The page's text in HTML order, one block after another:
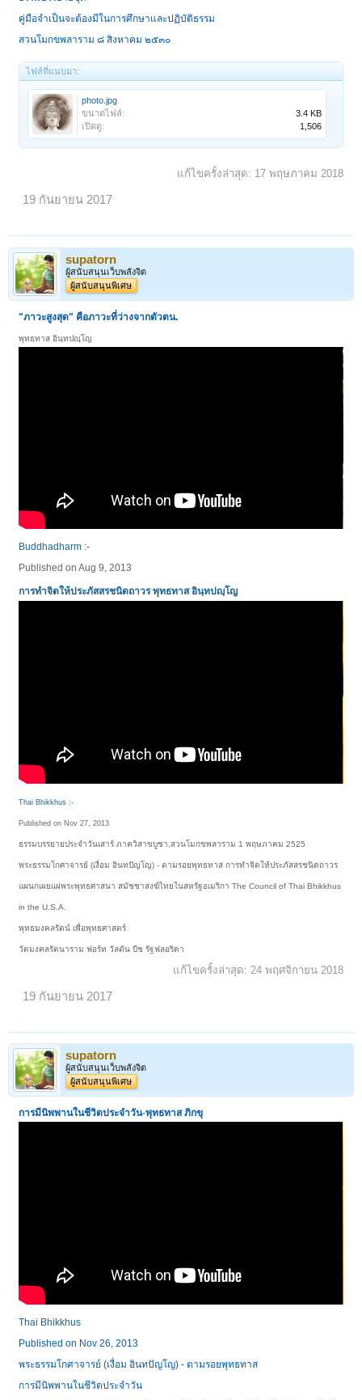
คู่มือจำเป็นจะต้องมีในการศึกษาและปฏิบัติธรรม
สวนโมกขพลาราม ๘ สิงหาคม ๒๕๓๐
ไฟล์ที่แนบมา:
photo.jpg
ขนาดไฟล์:
3.4 KB
เปิดดู:
1,506
แก้ไขครั้งล่าสุด: 17 พฤษภาคม 2018
19 กันยายน 2017
supatorn
ผู้สนับสนุนเว็บพลังจิต
ผู้สนับสนุนพิเศษ
"ภาวะสูงสุด" คือภาวะที่ว่างจากตัวตน.
พุทธทาส อินฺทปญฺโญ
Buddhadharm :-
Published on Aug 9, 2013
การทำจิตให้ประภัสสรชนิดถาวร พุทธทาส อินฺทปญฺโญ
Thai Bhikkhus :-
Published on Nov 27, 2013
ธรรมบรรยายประจำวันเสาร์ ภาควิสาขบูชา,สวนโมกขพลาราม 1 พฤษภาคม 2525
พระธรรมโกศาจารย์ (เงื่อม อินทปัญโญ) - ตามรอยพุทธทาส การทำจิตให้ประภัสสรชนิดถาวร
แผนกเผยแผ่พระพุทธศาสนา สมัชชาสงฆ์ไทยในสหรัฐอเมริกา The Council of Thai Bhikkhus
in the U.S.A.
พุทธมงคลรัตน์ เพื่อพุทธศาสตร์
วัดมงคลรัตนาราม ฟอร์ท วัลตัน บีช รัฐฟลอริดา
แก้ไขครั้งล่าสุด: 24 พฤศจิกายน 2018
19 กันยายน 2017
supatorn
ผู้สนับสนุนเว็บพลังจิต
ผู้สนับสนุนพิเศษ
การมีนิพพานในชีวิตประจำวัน-พุทธทาส ภิกขุ
Thai Bhikkhus
Published on Nov 26, 2013
พระธรรมโกศาจารย์ (เงื่อม อินทปัญโญ) - ตามรอยพุทธทาส
การมีนิพพานในชีวิตประจำวัน